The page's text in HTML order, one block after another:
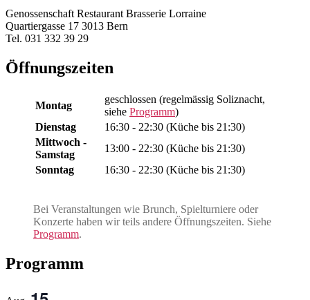
Genossenschaft Restaurant Brasserie Lorraine
Quartiergasse 17 3013 Bern
Tel. 031 332 39 29
Öffnungszeiten
Montag
geschlossen (regelmässig Soliznacht,
siehe Programm)
Dienstag
16:30 - 22:30 (Küche bis 21:30)
Mittwoch -
Samstag
13:00 - 22:30 (Küche bis 21:30)
Sonntag
16:30 - 22:30 (Küche bis 21:30)
Bei Veranstaltungen wie Brunch, Spielturniere oder
Konzerte haben wir teils andere Öffnungszeiten. Siehe
Programm.
Programm